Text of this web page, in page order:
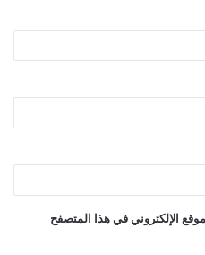
الإلكتروني في هذا المتصفح